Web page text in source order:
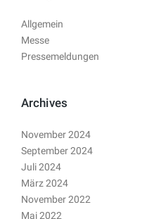
Allgemein
Messe
Pressemeldungen
Archives
November 2024
September 2024
Juli 2024
März 2024
November 2022
Mai 2022